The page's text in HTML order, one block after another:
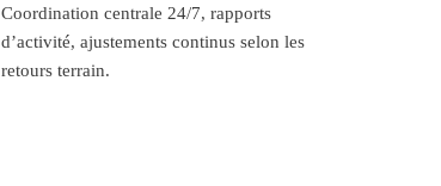
Coordination centrale 24/7, rapports
d’activité, ajustements continus selon les
retours terrain.